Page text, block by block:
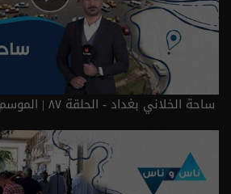
ساحة الخلاني بغداد - الحلقة ٨٧ | الموسم 9